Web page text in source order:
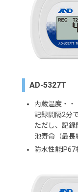
AD-5327T
内蔵温度・・
記録間隔2分
ただし、記録
池寿命（最長
防水性能IP67